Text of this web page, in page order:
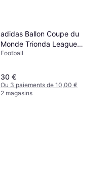
adidas Ballon Coupe du
Monde Trionda League
Junior 4
Football
30 €
Ou 3 paiements de 10,00 €
2 magasins